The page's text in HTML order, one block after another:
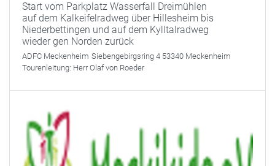
Start vom Parkplatz Wasserfall Dreimühlen
auf dem Kalkeifelradweg über Hillesheim bis
Niederbettingen und auf dem Kylltalradweg
wieder gen Norden zurück
ADFC Meckenheim Siebengebirgsring 4 53340 Meckenheim
Tourenleitung: Herr Olaf von Roeder